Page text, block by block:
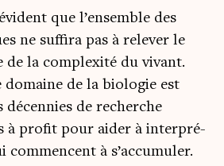
que l’ensemble des
ne suf­fi­ra pas à rele­ver le
de la com­plexi­té du vivant.
domaine de la bio­lo­gie est
décen­nies de recherche
à pro­fit pour aider à inter­pré­
com­mencent à s’accumuler.